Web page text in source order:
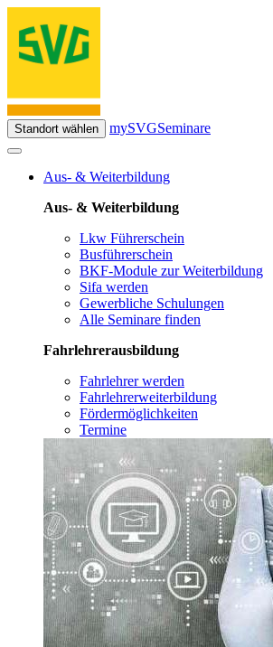
Standort wählen mySVGSeminare
Aus- & Weiterbildung
Aus- & Weiterbildung
Lkw Führerschein
Busführerschein
BKF-Module zur Weiterbildung
Sifa werden
Gewerbliche Schulungen
Alle Seminare finden
Fahrlehrerausbildung
Fahrlehrer werden
Fahrlehrerweiterbildung
Fördermöglichkeiten
Termine